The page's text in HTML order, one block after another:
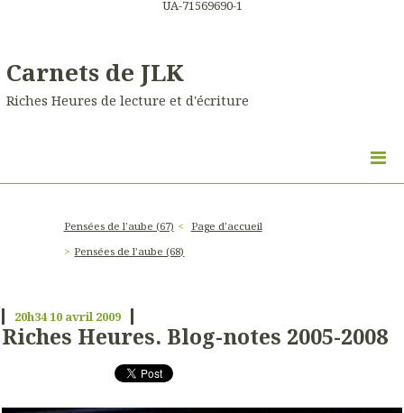
UA-71569690-1
Carnets de JLK
Riches Heures de lecture et d'écriture
Pensées de l'aube (67)
Page d'accueil
Pensées de l'aube (68)
20h3410 avril 2009
Riches Heures. Blog-notes 2005-2008